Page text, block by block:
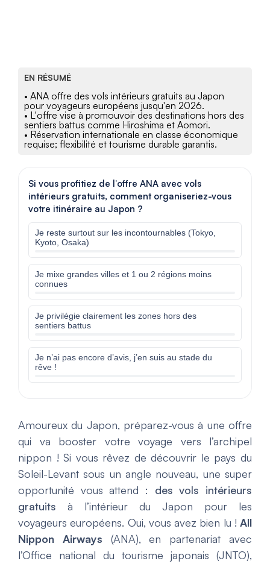
EN RÉSUMÉ
• ANA offre des vols intérieurs gratuits au Japon
pour voyageurs européens jusqu'en 2026.
• L'offre vise à promouvoir des destinations hors des
sentiers battus comme Hiroshima et Aomori.
• Réservation internationale en classe économique
requise; flexibilité et tourisme durable garantis.
Si vous profitiez de l’offre ANA avec vols
intérieurs gratuits, comment organiseriez-vous
votre itinéraire au Japon ?
Je reste surtout sur les incontournables (Tokyo,
Kyoto, Osaka)
Je mixe grandes villes et 1 ou 2 régions moins
connues
Je privilégie clairement les zones hors des
sentiers battus
Je n’ai pas encore d’avis, j’en suis au stade du
rêve !
Amoureux du Japon, préparez-vous à une offre
qui va booster votre voyage vers l’archipel
nippon ! Si vous rêvez de découvrir le pays du
Soleil-Levant sous un angle nouveau, une super
opportunité vous attend : des vols intérieurs
gratuits à l’intérieur du Japon pour les
voyageurs européens. Oui, vous avez bien lu ! All
Nippon Airways (ANA), en partenariat avec
l’Office national du tourisme japonais (JNTO),